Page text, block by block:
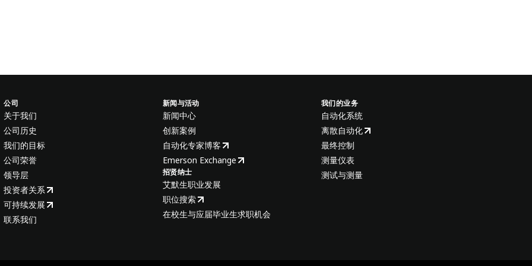
公司
关于我们
公司历史
我们的目标
公司荣誉
领导层
投资者关系
可持续发展
联系我们
新闻与活动
新闻中心
创新案例
自动化专家博客
Emerson Exchange
招贤纳士
艾默生职业发展
职位搜索
在校生与应届毕业生求职机会
我们的业务
自动化系统
离散自动化
最终控制
测量仪表
测试与测量